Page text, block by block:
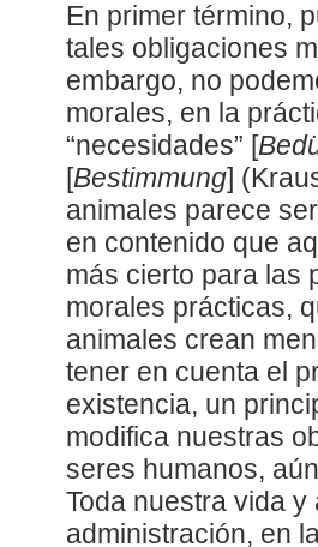
En primer término,
tales obligaciones
embargo, no
morales, en la
“necesidades” [
[Bestimmung]
animales parece
en contenido que
más cierto para las
morales prácticas,
animales crean
tener en cuenta el
existencia, un
modifica nuestras
seres humanos,
Toda nuestra vida
administración, en